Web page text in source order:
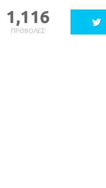
ΠΡΟΒΟΛΈΣ
1,116